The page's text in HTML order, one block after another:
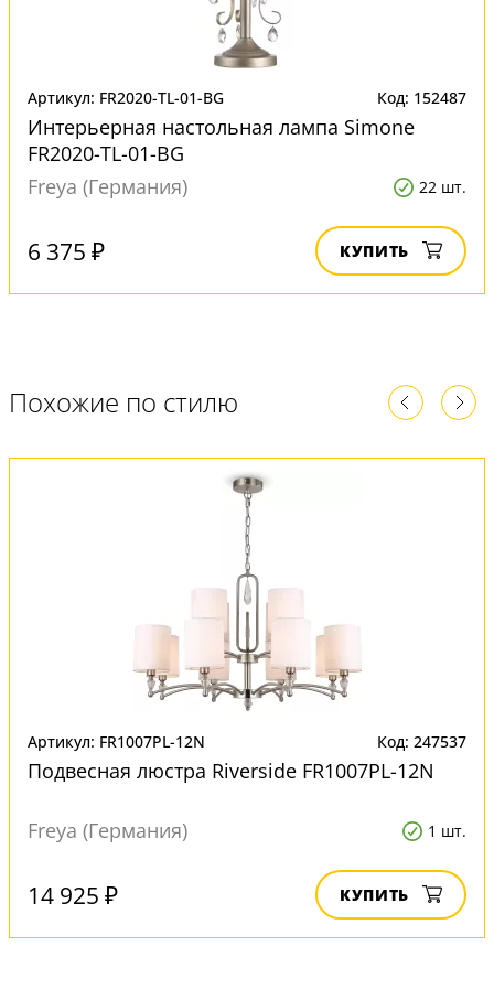
Артикул: FR2020-TL-01-BG Код: 152487
Интерьерная настольная лампа Simone
FR2020-TL-01-BG
Freya (Германия)
22 шт.
6 375 ₽ КУПИТЬ
Похожие по стилю
Артикул: FR1007PL-12N Код: 247537
Подвесная люстра Riverside FR1007PL-12N
Freya (Германия) 1 шт.
14 925 ₽ КУПИТЬ